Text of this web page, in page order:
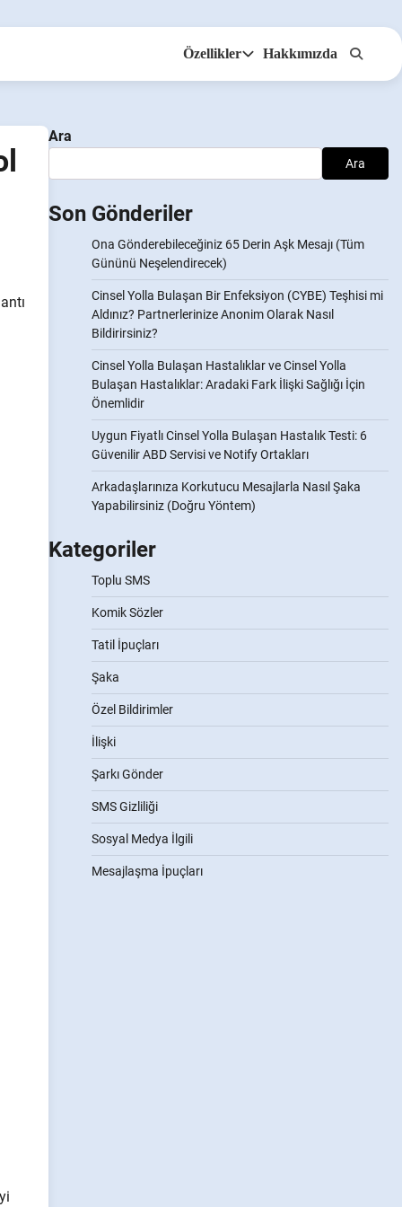
Özellikler Hakkımızda
Ara
Ara
Son Gönderiler
Ona Gönderebileceğiniz 65 Derin Aşk Mesajı (Tüm
Gününü Neşelendirecek)
Cinsel Yolla Bulaşan Bir Enfeksiyon (CYBE) Teşhisi mi
Aldınız? Partnerlerinize Anonim Olarak Nasıl
Bildirirsiniz?
Cinsel Yolla Bulaşan Hastalıklar ve Cinsel Yolla
Bulaşan Hastalıklar: Aradaki Fark İlişki Sağlığı İçin
Önemlidir
Uygun Fiyatlı Cinsel Yolla Bulaşan Hastalık Testi: 6
Güvenilir ABD Servisi ve Notify Ortakları
Arkadaşlarınıza Korkutucu Mesajlarla Nasıl Şaka
Yapabilirsiniz (Doğru Yöntem)
Kategoriler
Toplu SMS
Komik Sözler
Tatil İpuçları
Şaka
Özel Bildirimler
İlişki
Şarkı Gönder
SMS Gizliliği
Sosyal Medya İlgili
Mesajlaşma İpuçları